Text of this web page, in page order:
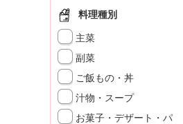
料理種別
主菜
副菜
ご飯もの・丼
汁物・スープ
お菓子・デザート・パ